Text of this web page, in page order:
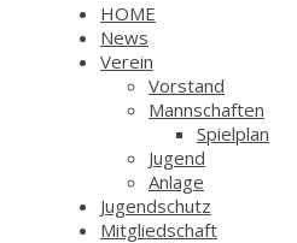
HOME
News
Verein
Vorstand
Mannschaften
Spielplan
Jugend
Anlage
Jugendschutz
Mitgliedschaft